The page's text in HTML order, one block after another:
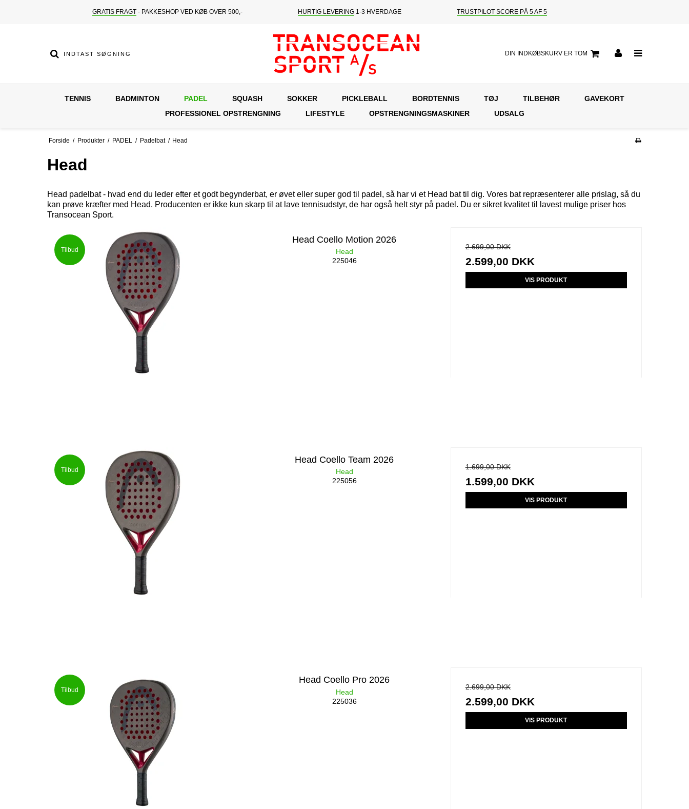
GRATIS FRAGT- PAKKESHOP VED KØB OVER 500,- HURTIG LEVERING1-3 HVERDAGE TRUSTPILOT SCORE PÅ 5 AF 5
DIN INDKØBSKURV ER TOM
TENNIS BADMINTON PADEL SQUASH SOKKER PICKLEBALL BORDTENNIS TØJ TILBEHØR
GAVEKORT
PROFESSIONEL OPSTRENGNING
LIFESTYLE OPSTRENGNINGSMASKINER UDSALG
Forside / Produkter / PADEL / Padelbat / Head
Head
Head padelbat - hvad end du leder efter et godt begynderbat, er øvet eller super god til padel, så har vi et Head bat til dig. Vores bat repræsenterer alle prislag, så du
kan prøve kræfter med Head. Producenten er ikke kun skarp til at lave tennisudstyr, de har også helt styr på padel. Du er sikret kvalitet til lavest mulige priser hos
Transocean Sport.
Tilbud
Head Coello Motion 2026
Head
225046
2.699,00 DKK
2.599,00 DKK
VIS PRODUKT
Tilbud
Head Coello Team 2026
Head
225056
1.699,00 DKK
1.599,00 DKK
VIS PRODUKT
Tilbud
Head Coello Pro 2026
Head
225036
2.699,00 DKK
2.599,00 DKK
VIS PRODUKT